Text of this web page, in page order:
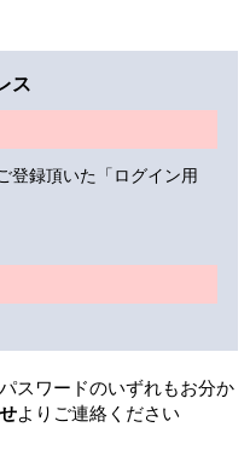
ス
登録頂いた「ログイン用
スワードのいずれもお分か
よりご連絡ください